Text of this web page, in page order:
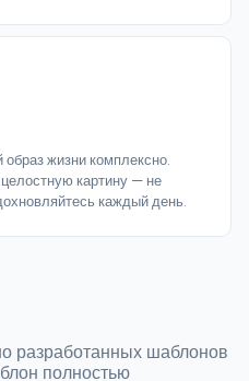
жизни комплексно.
картину — не
каждый день.
разработанных шаблонов
полностью